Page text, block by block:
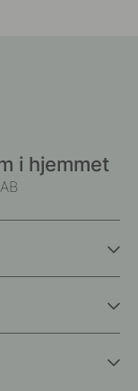
i hjemmet